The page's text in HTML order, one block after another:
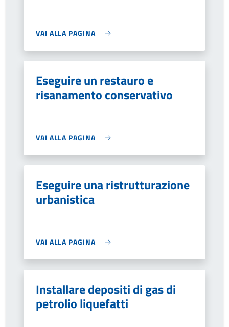
VAI ALLA PAGINA
Eseguire un restauro e
risanamento conservativo
VAI ALLA PAGINA
Eseguire una ristrutturazione
urbanistica
VAI ALLA PAGINA
Installare depositi di gas di
petrolio liquefatti